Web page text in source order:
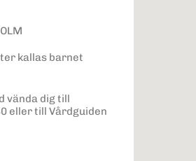
kallas barnet
vända dig till
eller till Vårdguiden